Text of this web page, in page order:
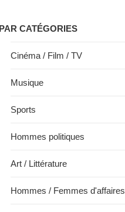
PAR CATÉGORIES
Cinéma / Film / TV
Musique
Sports
Hommes politiques
Art / Littérature
Hommes / Femmes d'affaires